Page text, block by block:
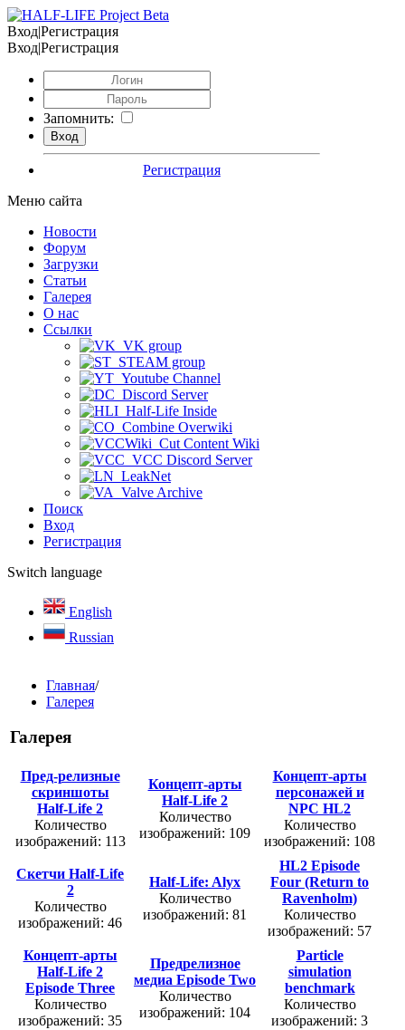
Вход|Регистрация
Вход|Регистрация
Запомнить:
Регистрация
Меню сайта
Новости
Форум
Загрузки
Статьи
Галерея
О нас
Ссылки
VK group
STEAM group
Youtube Channel
Discord Server
Half-Life Inside
Combine Overwiki
Cut Content Wiki
VCC Discord Server
LeakNet
Valve Archive
Поиск
Вход
Регистрация
Switch language
English
Russian
Главная/
Галерея
Галерея
Пред-релизные
скриншоты
Half-Life 2
Количество
изображений: 113
Концепт-арты
Half-Life 2
Количество
изображений: 109
Концепт-арты
персонажей и
NPC HL2
Количество
изображений: 108
Скетчи Half-Life
2
Количество
изображений: 46
Half-Life: Alyx
Количество
изображений: 81
HL2 Episode
Four (Return to
Ravenholm)
Количество
изображений: 57
Концепт-арты
Half-Life 2
Episode Three
Количество
изображений: 35
Предрелизное
медиа Episode Two
Количество
изображений: 104
Particle
simulation
benchmark
Количество
изображений: 3